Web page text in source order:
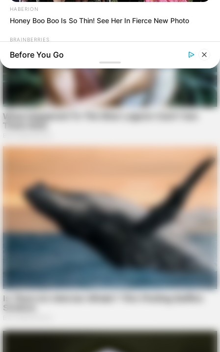
HABERION
Honey Boo Boo Is So Thin! See Her In Fierce New Photo
BRAINBERRIES
The Real Reason Everyone Was Staring At Cher's Stomach:
Look Closer
HABERION
Video Of Giant Anaconda Is Going Viral All Over The World.
Before You Go